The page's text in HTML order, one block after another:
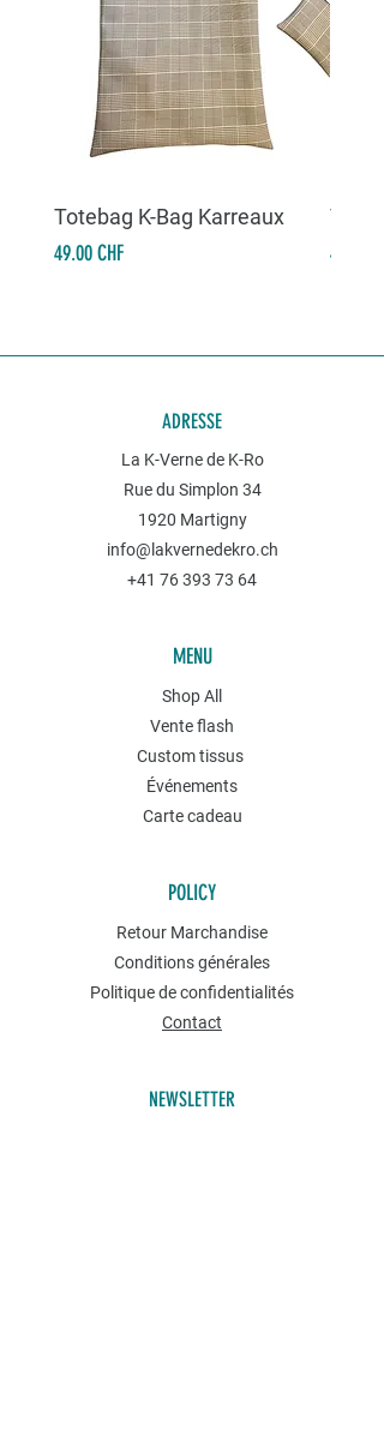
Totebag K-Bag Karreaux
Prix
49.00 CHF Prix
49.00
ADRESSE
La K-Verne de K-Ro
Rue du Simplon 34
1920 Martigny
info@lakvernedekro.ch
+41 76 393 73 64
MENU
Shop All
Vente flash
Custom tissus
Événements
Carte cadeau
POLICY
Retour Marchandise
Conditions générales
Politique de confidentialités
Contact
NEWSLETTER